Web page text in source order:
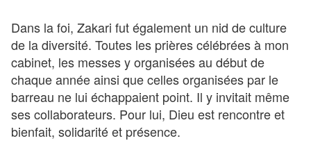
Dans la foi, Zakari fut également un nid de culture
de la diversité. Toutes les prières célébrées à mon
cabinet, les messes y organisées au début de
chaque année ainsi que celles organisées par le
barreau ne lui échappaient point. Il y invitait même
ses collaborateurs. Pour lui, Dieu est rencontre et
bienfait, solidarité et présence.